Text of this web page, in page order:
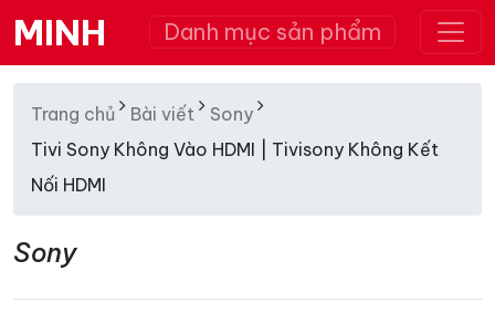
MINH Danh mục sản phẩm
Trang chủ Bài viết
Sony
Tivi Sony Không Vào HDMI | Tivisony Không Kết
Nối HDMI
Sony